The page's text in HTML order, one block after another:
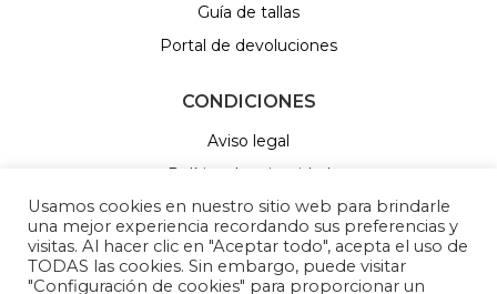
Guía de tallas
Portal de devoluciones
CONDICIONES
Aviso legal
Política de privacidad
Política de Cookies
Política de sorteos
Cambios y devoluciones
Usamos cookies en nuestro sitio web para brindarle
una mejor experiencia recordando sus preferencias y
visitas. Al hacer clic en "Aceptar todo", acepta el uso de
TODAS las cookies. Sin embargo, puede visitar
"Configuración de cookies" para proporcionar un